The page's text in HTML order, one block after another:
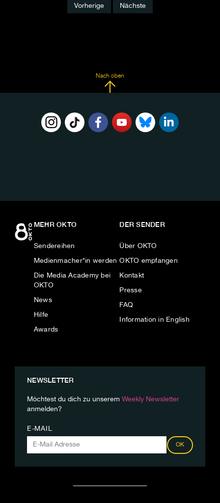
Vorherige Nächste
Nach oben
MEHR OKTO
Sendereihen
Medienmacher*in werden
Die Media Academy bei
OKTO
News
Hilfe
Awards
DER SENDER
Über OKTO
OKTO empfangen
Kontakt
Presse
FAQ
Information in English
NEWSLETTER
Möchtest du dich zu unserem Weekly Newsletter
anmelden?
E-MAIL
OK